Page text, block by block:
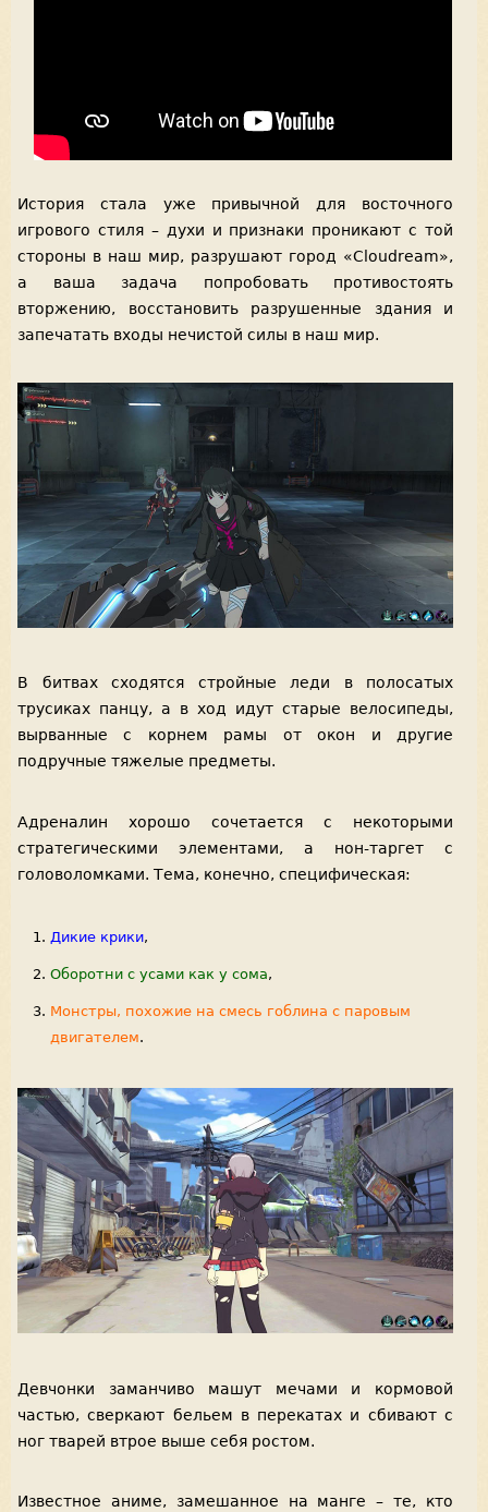
История стала уже привычной для восточного
игрового стиля – духи и признаки проникают с той
стороны в наш мир, разрушают город «Cloudream»,
а ваша задача попробовать противостоять
вторжению, восстановить разрушенные здания и
запечатать входы нечистой силы в наш мир.
В битвах сходятся стройные леди в полосатых
трусиках панцу, а в ход идут старые велосипеды,
вырванные с корнем рамы от окон и другие
подручные тяжелые предметы.
Адреналин хорошо сочетается с некоторыми
стратегическими элементами, а нон-таргет с
головоломками. Тема, конечно, специфическая:
Дикие крики,
Оборотни с усами как у сома,
Монстры, похожие на смесь гоблина с паровым
двигателем.
Девчонки заманчиво машут мечами и кормовой
частью, сверкают бельем в перекатах и сбивают с
ног тварей втрое выше себя ростом.
Известное аниме, замешанное на манге – те, кто